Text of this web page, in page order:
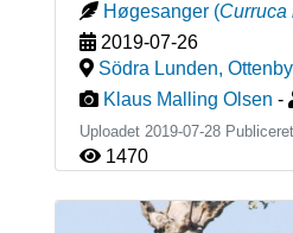
Høgesanger (Curruca
2019-07-26
Södra Lunden,
Klaus Malling Olsen -
Uploadet 2019-07-28 Publiceret
1470